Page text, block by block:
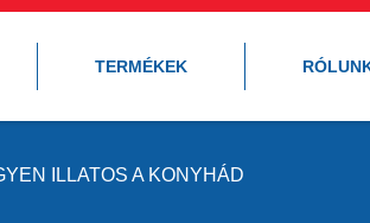
TERMÉKEK
ILLATOS A KONYHÁD